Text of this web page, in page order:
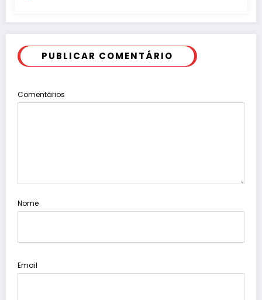
PUBLICAR COMENTÁRIO
Comentários
Nome
Email